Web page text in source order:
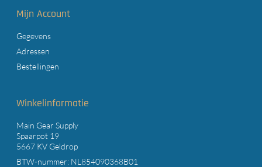
Mijn Account
Gegevens
Adressen
Bestellingen
Winkelinformatie
Main Gear Supply
Spaarpot 19
5667 KV Geldrop
BTW-nummer: NL854090368B01